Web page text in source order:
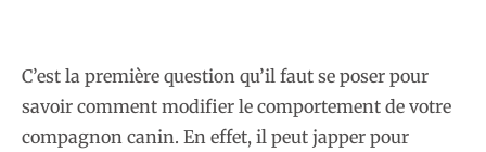
C’est la première question qu’il faut se poser pour
savoir comment modifier le comportement de votre
compagnon canin. En effet, il peut japper pour